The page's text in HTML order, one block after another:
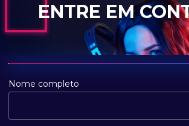
ENTRE EM
Nome completo